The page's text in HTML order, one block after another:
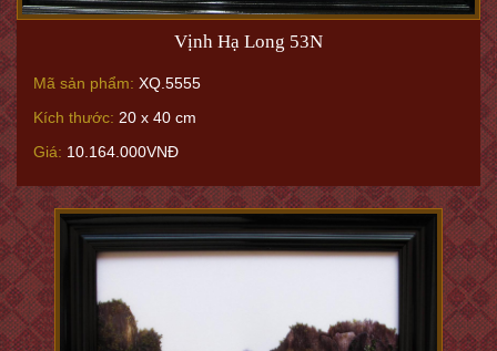
Vịnh Hạ Long 53N
Mã sản phẩm: XQ.5555
Kích thước: 20 x 40 cm
Giá: 10.164.000VNĐ